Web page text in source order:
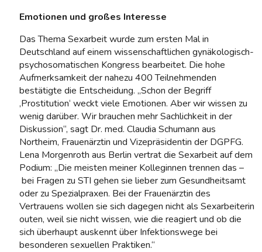
Emotionen und großes Interesse
Das Thema Sexarbeit wurde zum ersten Mal in
Deutschland auf einem wissenschaftlichen gynäkologisch-
psychosomatischen Kongress bearbeitet. Die hohe
Aufmerksamkeit der nahezu 400 Teilnehmenden
bestätigte die Entscheidung. „Schon der Begriff
‚Prostitution‘ weckt viele Emotionen. Aber wir wissen zu
wenig darüber. Wir brauchen mehr Sachlichkeit in der
Diskussion“, sagt Dr. med. Claudia Schumann aus
Northeim, Frauenärztin und Vizepräsidentin der DGPFG.
Lena Morgenroth aus Berlin vertrat die Sexarbeit auf dem
Podium: „Die meisten meiner Kolleginnen trennen das –
bei Fragen zu STI gehen sie lieber zum Gesundheitsamt
oder zu Spezialpraxen. Bei der Frauenärztin des
Vertrauens wollen sie sich dagegen nicht als Sexarbeiterin
outen, weil sie nicht wissen, wie die reagiert und ob die
sich überhaupt auskennt über Infektionswege bei
besonderen sexuellen Praktiken.“